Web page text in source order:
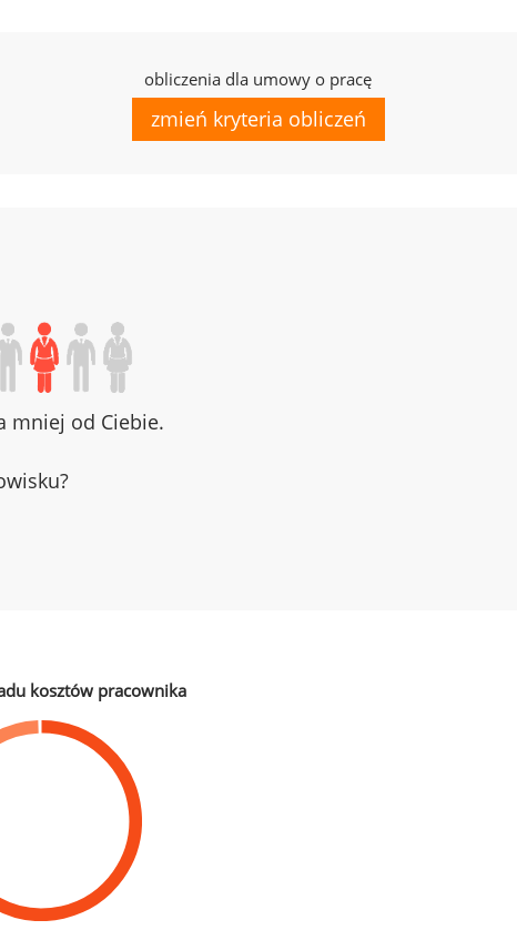
obliczenia dla umowy o pracę
zmień kryteria obliczeń
mniej od Ciebie.
kosztów pracownika